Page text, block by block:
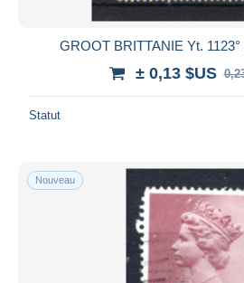
GROOT BRITTANIE Yt.
± 0,13 $US
Statut
Nouveau